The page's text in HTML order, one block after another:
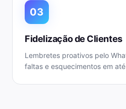
03
Fidelização de Clientes
Lembretes proativos pelo
faltas e esquecimentos em